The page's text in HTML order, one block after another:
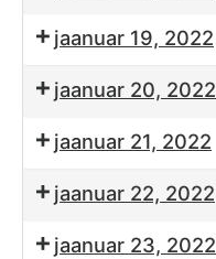
jaanuar 19, 2022
jaanuar 20, 2022
jaanuar 21, 2022
jaanuar 22, 2022
jaanuar 23, 2022